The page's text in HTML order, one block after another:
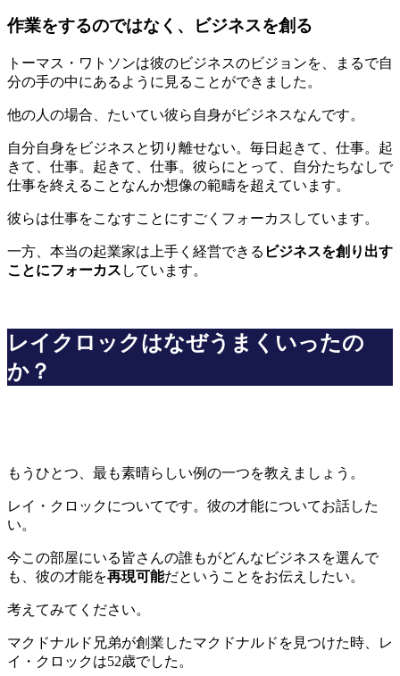
作業をするのではなく、ビジネスを創る
トーマス・ワトソンは彼のビジネスのビジョンを、まるで自
分の手の中にあるように見ることができました。
他の人の場合、たいてい彼ら自身がビジネスなんです。
自分自身をビジネスと切り離せない。毎日起きて、仕事。起
きて、仕事。起きて、仕事。彼らにとって、自分たちなしで
仕事を終えることなんか想像の範疇を超えています。
彼らは仕事をこなすことにすごくフォーカスしています。
一方、本当の起業家は上手く経営できる ビジネスを創り出す
ことにフォーカス しています。
レイクロックはなぜうまくいったの
か？
もうひとつ、最も素晴らしい例の一つを教えましょう。
レイ・クロックについてです。彼の才能についてお話した
い。
今この部屋にいる皆さんの誰もがどんなビジネスを選んで
も、彼の才能を再現可能だということをお伝えしたい。
考えてみてください。
マクドナルド兄弟が創業したマクドナルドを見つけた時、レ
イ・クロックは52歳でした。